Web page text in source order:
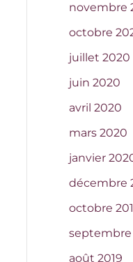
novembre
octobre
juillet 2020
juin 2020
avril 2020
mars 2020
janvier
décembre
octobre
septembre
août 2019